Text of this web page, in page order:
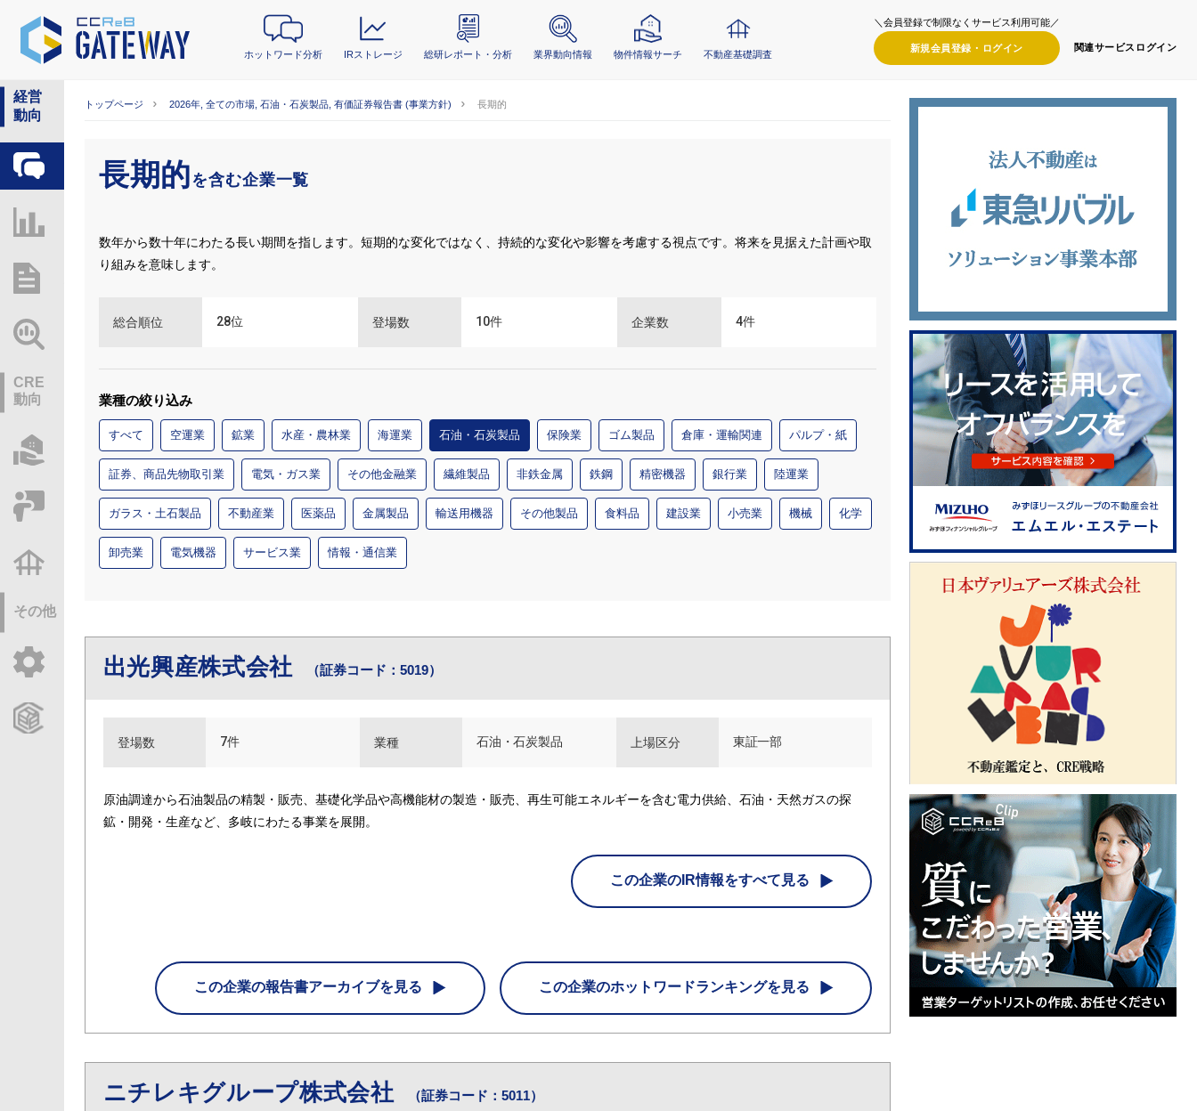
ホットワード分析 IRストレージ 総研レポート・分析 業界動向情報 物件情報サーチ 不動産基礎調査
＼会員登録で制限なくサービス利用可能／
新規会員登録・ ログイン 関連サービス ログイン
経営
動向
ホットワード分析
業界動向情報
CRE
動向
物件情報サーチ
セミナー・研修
不動産基礎調査
その他
ご利用ガイド
トップページ 2026年, 全ての市場, 石油・石炭製品, 有価証券報告書 (事業方針) 長期的
長期的を含む企業一覧
数年から数十年にわたる長い期間を指します。短期的な変化ではなく、持続的な変化や影響を考慮する視点です。将来を見据えた計画や取
り組みを意味します。
総合順位 28位 登場数 10件 企業数 4件
業種の絞り込み
すべて 空運業 鉱業 水産・農林業 海運業 石油・石炭製品 保険業 ゴム製品 倉庫・運輸関連 パルプ・紙
証券、商品先物取引業 電気・ガス業 その他金融業 繊維製品 非鉄金属 鉄鋼 精密機器 銀行業 陸運業
ガラス・土石製品 不動産業 医薬品 金属製品 輸送用機器 その他製品 食料品 建設業 小売業 機械 化学
卸売業 電気機器 サービス業 情報・通信業
出光興産株式会社 （証券コード：5019）
登場数 7件 業種 石油・石炭製品 上場区分 東証一部
原油調達から石油製品の精製・販売、基礎化学品や高機能材の製造・販売、再生可能エネルギーを含む電力供給、石油・天然ガスの探
鉱・開発・生産など、多岐にわたる事業を展開。
この企業のIR情報をすべて見る
この企業の報告書アーカイブを見る この企業のホットワードランキングを見る
ニチレキグループ株式会社 （証券コード：5011）